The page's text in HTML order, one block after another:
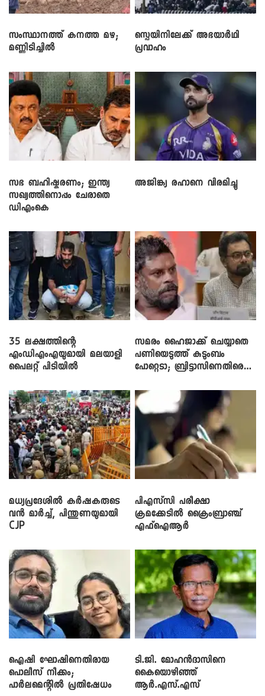
സംസ്ഥാനത്ത് കനത്ത മഴ;
മണ്ണിടിച്ചിൽ
സ്പെയിനിലേക്ക് അഭയാർഥി
പ്രവാഹം
സഭ ബഹിഷ്കരണം; ഇന്ത്യ
സഖ്യത്തിനൊപ്പം ചേരാതെ
ഡിഎംകെ
അജിങ്ക്യ രഹാനെ വിരമിച്ചു
35 ലക്ഷത്തിന്റെ
എംഡിഎംഎയുമായി മലയാളി
പൈലറ്റ് പിടിയിൽ
സമരം ഹൈജാക്ക് ചെയ്യാതെ
പണിയെടുത്ത് കുടുംബം
പോറ്റെടാ; ബ്രിട്ടാസിനെതിരെ
മധ്യപ്രദേശിൽ കർഷകരുടെ
വൻ മാർച്ച്, പിന്തുണയുമായി
CJP
പിഎസ്‌സി പരീക്ഷാ
ക്രമക്കേ‌ടിൽ ക്രൈംബ്രാഞ്ച്
എഫ്ഐആർ
ഐഷി ഘോഷിനെതിരായ
പൊലീസ് നീക്കം;
പാര്‍ലമെന്റിൽ പ്രതിഷേധം
ടി.ജി. മോഹൻദാസിനെ
കൈയൊഴിഞ്ഞ്
ആർ.എസ്.എസ്